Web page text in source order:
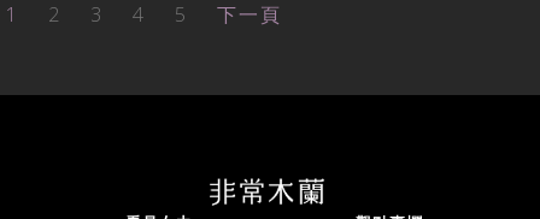
1 2 3 4 5 下一頁